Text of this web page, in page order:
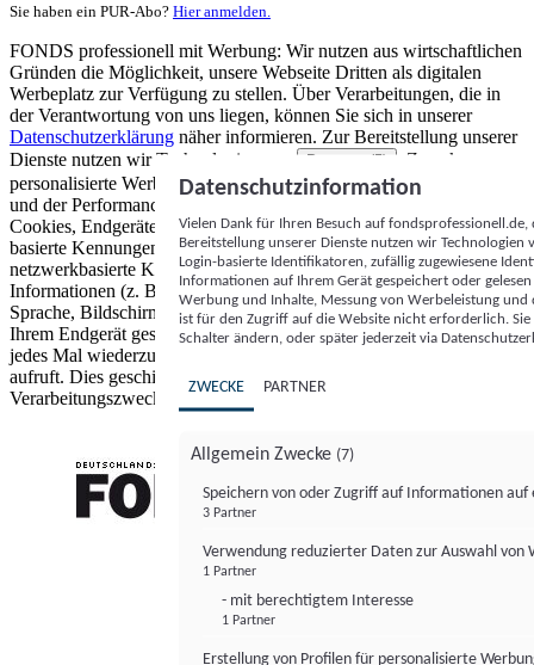
Sie haben ein PUR-Abo? Hier anmelden.
FONDS professionell mit Werbung: Wir nutzen aus wirtschaftlichen
Gründen die Möglichkeit, unsere Webseite Dritten als digitalen
Werbeplatz zur Verfügung zu stellen. Über Verarbeitungen, die in
der Verantwortung von uns liegen, können Sie sich in unserer
Datenschutzerklärung näher informieren. Zur Bereitstellung unserer
Dienste nutzen wir Technologien von
Partnern (5)
. Zwecke:
personalisierte Werbung und Inhalte, Messung von Werbeleistung
und der Performance von Inhalten sowie Zielgruppenforschung.
Cookies, Endgeräte- oder ähnliche Online-Kennungen (z. B. login-
basierte Kennungen, zufällig generierte Kennungen,
netzwerkbasierte Kennungen) können zusammen mit anderen
Informationen (z. B. Browsertyp und Browserinformationen,
Sprache, Bildschirmgröße, unterstützte Technologien usw.) auf
Ihrem Endgerät gespeichert oder von dort ausgelesen werden, um es
jedes Mal wiederzuerkennen, wenn es eine App oder einer Webseite
aufruft. Dies geschieht für einen oder mehrere der hier aufgeführten
Verarbeitungszwecke.
Datenschutzinformation
Vielen Dank für Ihren Besuch auf
Bereitstellung unserer Dienste nutzen wir Technologien
Login-basierte Identifikatoren, zufällig zugewiesene
Informationen auf Ihrem Gerät gespeichert oder
Werbung und Inhalte, Messung von Werbeleistung
ist für den Zugriff auf die Website nicht erforderlich.
Schalter ändern, oder später jederzeit via
ZWECKE PARTNER
Allgemein Zwecke (7)
Speichern von oder Zugriff auf Informationen auf
3 Partner
Verwendung reduzierter Daten zur Auswahl von
1 Partner
- mit berechtigtem Interesse
1 Partner
Erstellung von Profilen für personalisierte
FONDS professionell